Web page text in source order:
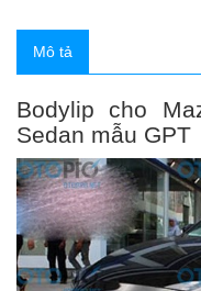
Mô tả
Bodylip cho
Sedan mẫu GPT